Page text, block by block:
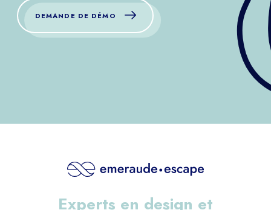
DEMANDE DE DÉMO
Experts en design et